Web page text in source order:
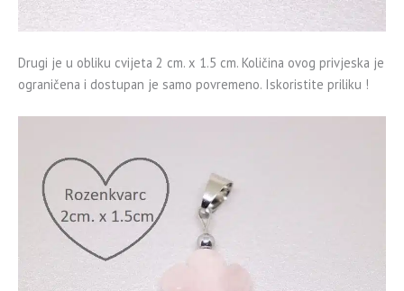
Drugi je u obliku cvijeta 2 cm. x 1.5 cm. Količina ovog privjeska je
ograničena i dostupan je samo povremeno. Iskoristite priliku !